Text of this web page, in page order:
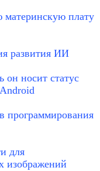
материнскую плату
развития ИИ
он носит статус
программирования
для
изображений